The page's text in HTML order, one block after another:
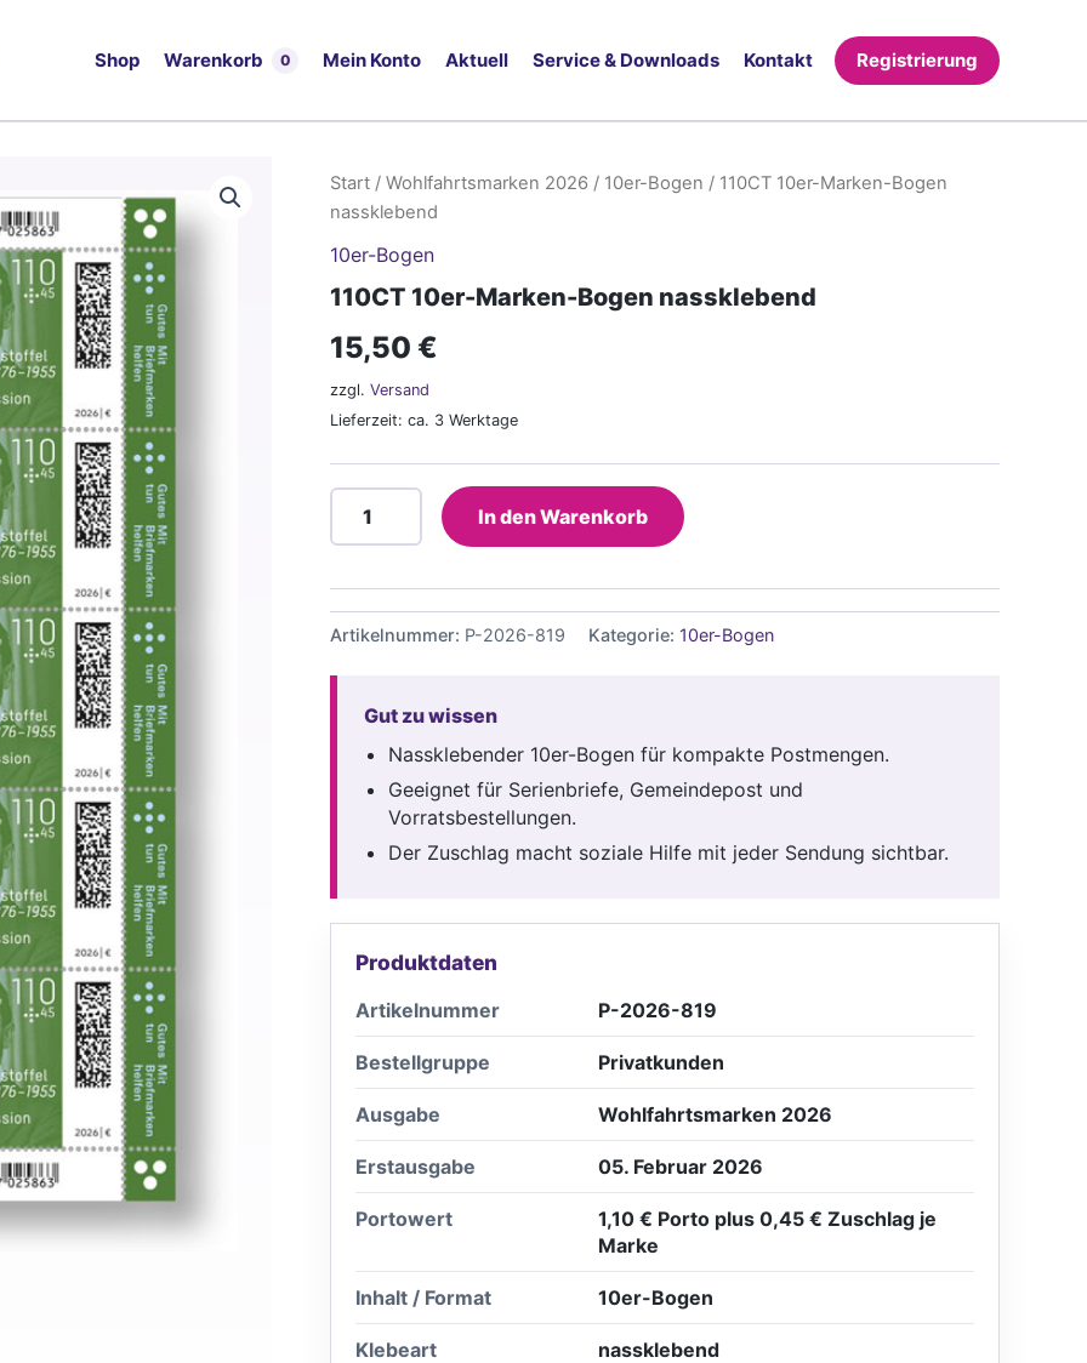
Shop Warenkorb 0 Mein Konto Aktuell Service & Downloads Kontakt Registrierung
Start / Wohlfahrtsmarken 2026 / 10er-Bogen / 110CT 10er-Marken-Bogen
nassklebend
10er-Bogen
110CT 10er-Marken-Bogen nassklebend
15,50 €
zzgl. Versand
Lieferzeit: ca. 3 Werktage
110CT
10er-
Marken-
nassklebend
Menge
In den Warenkorb
Artikelnummer: P-2026-819 Kategorie: 10er-Bogen
Gut zu wissen
Nassklebender 10er-Bogen für kompakte Postmengen.
Geeignet für Serienbriefe, Gemeindepost und
Vorratsbestellungen.
Der Zuschlag macht soziale Hilfe mit jeder Sendung sichtbar.
Produktdaten
Artikelnummer P-2026-819
Bestellgruppe Privatkunden
Ausgabe Wohlfahrtsmarken 2026
Erstausgabe 05. Februar 2026
Portowert
1,10 € Porto plus 0,45 € Zuschlag je
Marke
Inhalt / Format 10er-Bogen
Klebeart nassklebend